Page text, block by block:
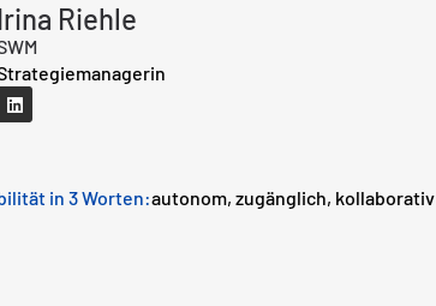
Irina Riehle
in 3 Worten:autonom, zugänglich, kollaborativ